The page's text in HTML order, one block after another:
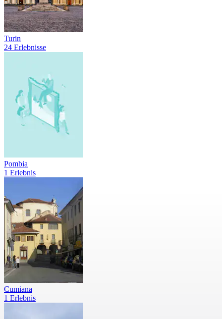
Turin
24 Erlebnisse
Pombia
1 Erlebnis
Cumiana
1 Erlebnis